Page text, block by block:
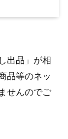
出品」が相
品等のネッ
せんのでご